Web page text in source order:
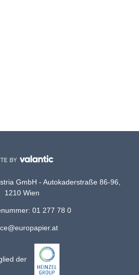
GmbH - Autokaderstraße 86-96,
1210 Wien
01 277 78 0
der